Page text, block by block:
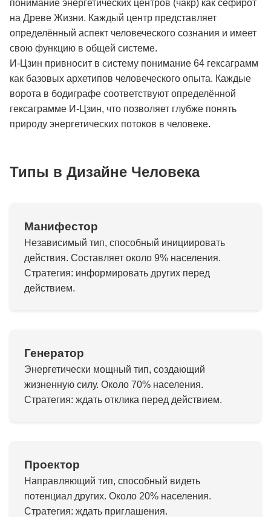
понимание энергетических центров (чакр) как сефирот
на Древе Жизни. Каждый центр представляет
определённый аспект человеческого сознания и имеет
свою функцию в общей системе.
И-Цзин привносит в систему понимание 64 гексаграмм
как базовых архетипов человеческого опыта. Каждые
ворота в бодиграфе соответствуют определённой
гексаграмме И-Цзин, что позволяет глубже понять
природу энергетических потоков в человеке.
Типы в Дизайне Человека
Манифестор
Независимый тип, способный инициировать
действия. Составляет около 9% населения.
Стратегия: информировать других перед
действием.
Генератор
Энергетически мощный тип, создающий
жизненную силу. Около 70% населения.
Стратегия: ждать отклика перед действием.
Проектор
Направляющий тип, способный видеть
потенциал других. Около 20% населения.
Стратегия: ждать приглашения.